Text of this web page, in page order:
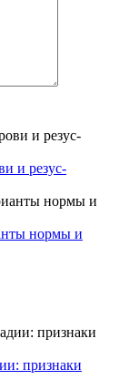
и резус-
нормы и
признаки